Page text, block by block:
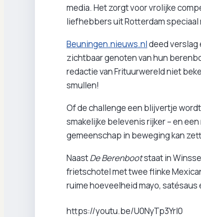
media. Het zorgt voor vrolijke
liefhebbers uit Rotterdam
Beuningen.nieuws.nldeed verslag
zichtbaar genoten van hun
redactie van Frituurwereld niet
smullen!
Of de challenge een blijvertje
smakelijke belevenis rijker – en
gemeenschap in beweging kan
NaastDe Berenbootstaat in
frietschotel met twee flinke
ruime hoeveelheid mayo, satésaus
https://youtu.be/U0NyTp3Yrl0